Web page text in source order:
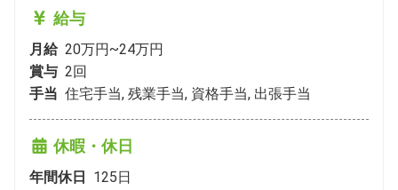
給与
月給 20万円~24万円
賞与 2回
手当 住宅手当, 残業手当, 資格手当, 出張手当
休暇・休日
年間休日 125日